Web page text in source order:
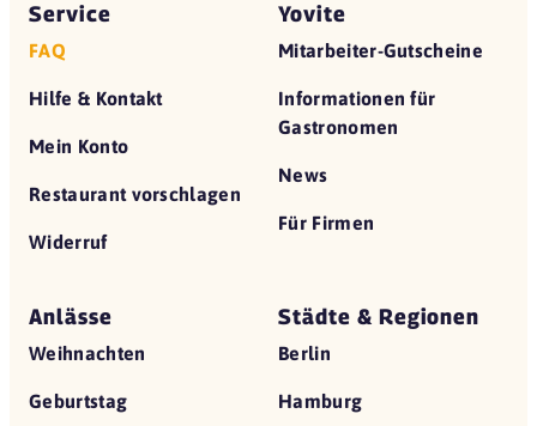
Service
FAQ
Hilfe & Kontakt
Mein Konto
Restaurant vorschlagen
Widerruf
Yovite
Mitarbeiter-Gutscheine
Informationen für
Gastronomen
News
Für Firmen
Anlässe
Weihnachten
Geburtstag
Städte & Regionen
Berlin
Hamburg